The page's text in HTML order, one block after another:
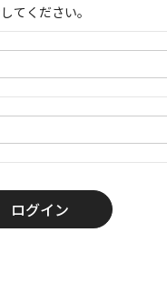
てください。